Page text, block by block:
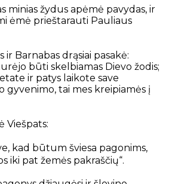
minias žydus apėmė pavydas, ir
ėmė prieštarauti Pauliaus
Barnabas drąsiai pasakė:
būti skelbiamas Dievo žodis;
ir patys laikote save
gyvenimo, tai mes kreipiamės į
Viešpats:
kad būtum šviesa pagonims,
iki pat žemės pakraščių“.